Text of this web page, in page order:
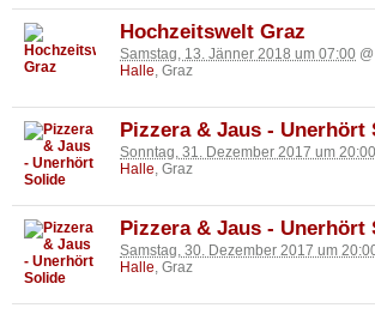
Hochzeitswelt Graz
Samstag, 13. Jänner 2018 um 07:00 @
Halle, Graz
Pizzera & Jaus - Unerhört
Sonntag, 31. Dezember 2017 um 20:00
Halle, Graz
Pizzera & Jaus - Unerhört
Samstag, 30. Dezember 2017 um
Halle, Graz